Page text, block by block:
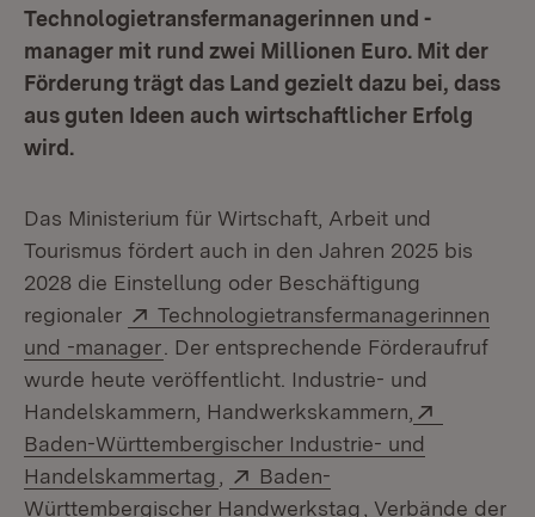
Technologietransfermanagerinnen und -
manager mit rund zwei Millionen Euro. Mit der
Förderung trägt das Land gezielt dazu bei, dass
aus guten Ideen auch wirtschaftlicher Erfolg
wird.
Das Ministerium für Wirtschaft, Arbeit und
Tourismus fördert auch in den Jahren 2025 bis
2028 die Einstellung oder Beschäftigung
regionaler
Extern:
Technologietransfermanagerinnen
und -manager (Öffnet in neuem Fenster)
. Der entsprechende Förderaufruf
wurde heute veröffentlicht. Industrie- und
Handelskammern, Handwerkskammern,
Baden-Württembergischer Industrie- und
Handelskammertag (Öffnet in neuem Fenster)
Extern:
Baden-
Württembergischer Handwerkstag (Öffnet in neuem
, Verbände der